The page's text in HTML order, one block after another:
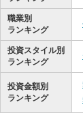
職業別
ランキング
投資スタイル別
ランキング
投資金額別
ランキング